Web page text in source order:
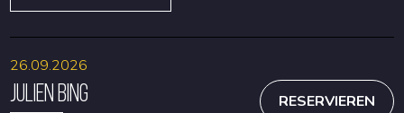
Julien Bing
26.09.2026
RESERVIEREN